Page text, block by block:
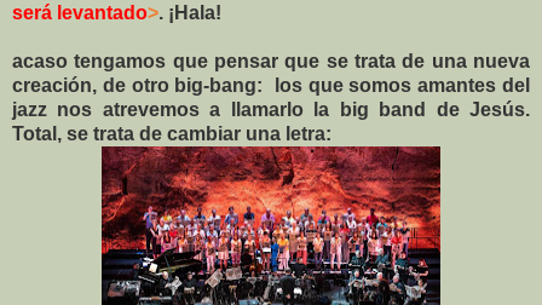
será levantado>. ¡Hala!
acaso tengamos que pensar que se trata de una nueva
creación, de otro big-bang:
los que somos amantes del
jazz nos atrevemos a llamarlo la big band de Jesús.
Total, se trata de cambiar una letra: